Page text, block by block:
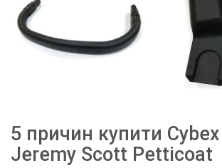
5 причин купити
Jeremy Scott Petticoat